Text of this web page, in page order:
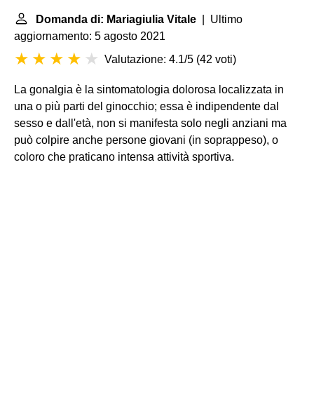
Domanda di: Mariagiulia Vitale | Ultimo
aggiornamento: 5 agosto 2021
Valutazione: 4.1/5 (42 voti)
La gonalgia è la sintomatologia dolorosa localizzata in
una o più parti del ginocchio; essa è indipendente dal
sesso e dall'età, non si manifesta solo negli anziani ma
può colpire anche persone giovani (in soprappeso), o
coloro che praticano intensa attività sportiva.